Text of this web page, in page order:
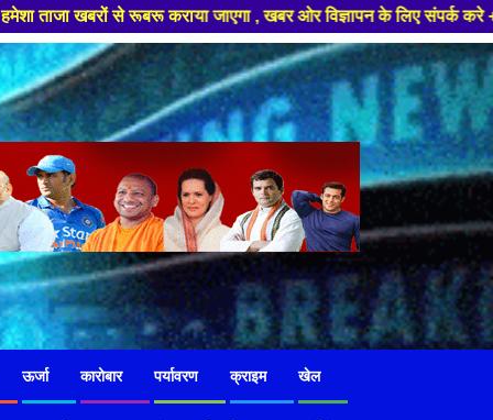
जाएगा , खबर ओर विज्ञापन के लिए संपर्क करे +91 97826 56423
ऊर्जा कारोबार पर्यावरण क्राइम खेल